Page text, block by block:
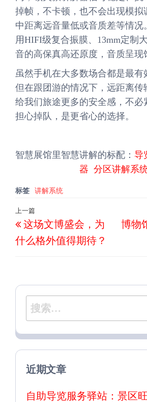
掉帧，不卡顿，也不会出现模拟
中距离远音量低或音质差等情况
用HIFI级复合振膜、13mm定制
音的高保真高还原度，音质呈现
虽然手机在大多数场合都是最有
但在跟团游的情况下，远距离传
给我们旅途更多的安全感，不必
担心掉队，是更省心的选择。
智慧展馆里智慧讲解的标配： 导
器 分区讲解系
标签 讲解系统
文
章
导
上
一
篇
上一篇
这场文博盛会，为
什么格外值得期待？
博物
搜
索：
近期文章
自助导览服务驿站：景区